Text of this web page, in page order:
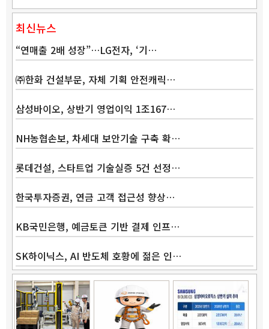
Band
최신뉴스
“연매출 2배 성장”…LG전자, ‘기…
㈜한화 건설부문, 자체 기획 안전캐릭…
삼성바이오, 상반기 영업이익 1조167…
NH농협손보, 차세대 보안기술 구축 확…
롯데건설, 스타트업 기술실증 5건 선정…
한국투자증권, 연금 고객 접근성 향상…
KB국민은행, 예금토큰 기반 결제 인프…
SK하이닉스, AI 반도체 호황에 젊은 인…